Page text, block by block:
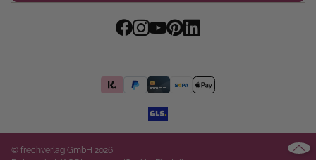
© frechverlag GmbH 2026